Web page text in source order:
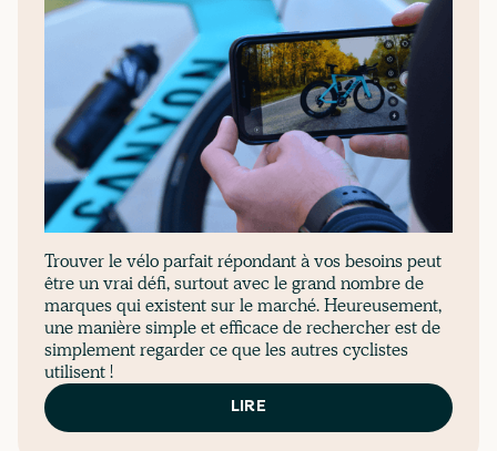
Trouver le vélo parfait répondant à vos besoins peut
être un vrai défi, surtout avec le grand nombre de
marques qui existent sur le marché. Heureusement,
une manière simple et efficace de rechercher est de
simplement regarder ce que les autres cyclistes
utilisent !
LIRE